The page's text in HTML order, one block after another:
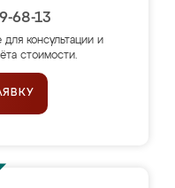
68-13
для консультации и
стоимости.